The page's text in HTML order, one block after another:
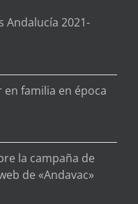
Andalucía 2021-
familia en época
la campaña de
de «Andavac»